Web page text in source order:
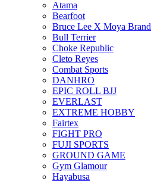
Atama
Bearfoot
Bruce Lee X Moya Brand
Bull Terrier
Choke Republic
Cleto Reyes
Combat Sports
DANHRO
EPIC ROLL BJJ
EVERLAST
EXTREME HOBBY
Fairtex
FIGHT PRO
FUJI SPORTS
GROUND GAME
Gym Glamour
Hayabusa